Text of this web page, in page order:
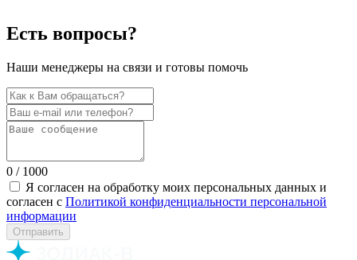
Есть вопросы?
Наши менеджеры на связи и готовы помочь
0 / 1000
Я согласен на обработку моих персональных данных и
согласен с Политикой конфиденциальности персональной
информации
Отправить